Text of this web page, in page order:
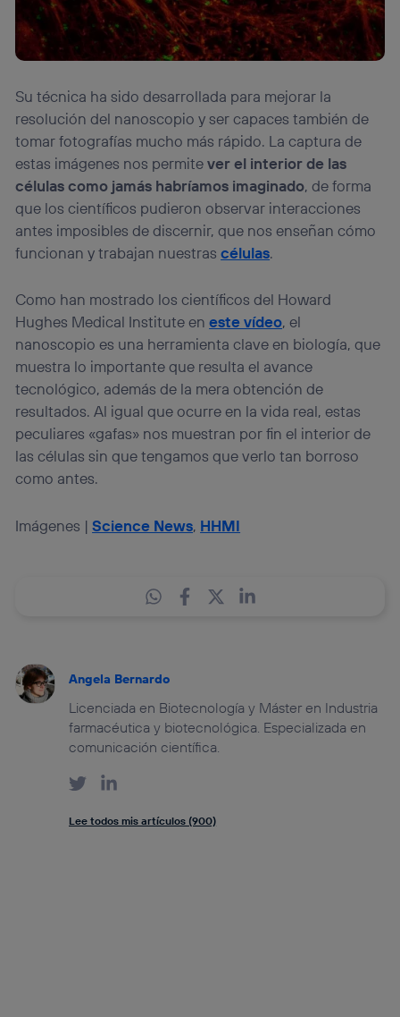
Su técnica ha sido desarrollada para mejorar la
resolución del nanoscopio y ser capaces también de
tomar fotografías mucho más rápido. La captura de
estas imágenes nos permitever el interior de las
células como jamás habríamos imaginado, de forma
que los científicos pudieron observar interacciones
antes imposibles de discernir, que nos enseñan cómo
funcionan y trabajan nuestrascélulas.
Como han mostrado los científicos del Howard
Hughes Medical Institute eneste vídeo, el
nanoscopio es una herramienta clave en biología, que
muestra lo importante que resulta el avance
tecnológico, además de la mera obtención de
resultados. Al igual que ocurre en la vida real, estas
peculiares «gafas» nos muestran por fin el interior de
las células sin que tengamos que verlo tan borroso
como antes.
Imágenes |Science News, HHMI
Angela Bernardo
Licenciada en Biotecnología y Máster en Industria
farmacéutica y biotecnológica. Especializada en
comunicación científica.
Lee todos mis artículos (900)